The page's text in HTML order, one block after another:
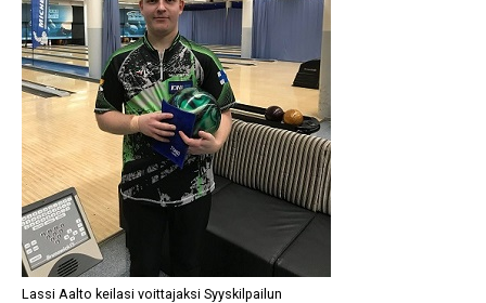
Lassi Aalto keilasi voittajaksi Syyskilpailun